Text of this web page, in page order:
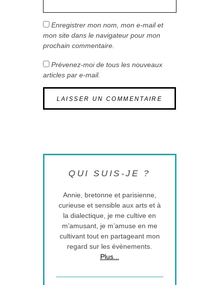
Enregistrer mon nom, mon e-mail et
mon site dans le navigateur pour mon
prochain commentaire.
Prévenez-moi de tous les nouveaux
articles par e-mail.
QUI SUIS-JE ?
Annie, bretonne et parisienne,
curieuse et sensible aux arts et à
la dialectique, je me cultive en
m’amusant, je m’amuse en me
cultivant tout en partageant mon
regard sur les évènements.
Plus...